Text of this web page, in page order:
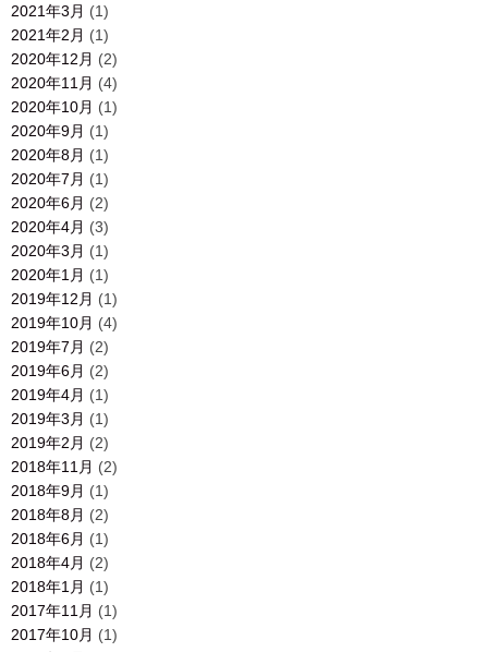
2021年3月 (1)
2021年2月 (1)
2020年12月 (2)
2020年11月 (4)
2020年10月 (1)
2020年9月 (1)
2020年8月 (1)
2020年7月 (1)
2020年6月 (2)
2020年4月 (3)
2020年3月 (1)
2020年1月 (1)
2019年12月 (1)
2019年10月 (4)
2019年7月 (2)
2019年6月 (2)
2019年4月 (1)
2019年3月 (1)
2019年2月 (2)
2018年11月 (2)
2018年9月 (1)
2018年8月 (2)
2018年6月 (1)
2018年4月 (2)
2018年1月 (1)
2017年11月 (1)
2017年10月 (1)